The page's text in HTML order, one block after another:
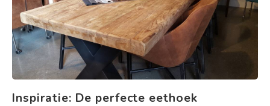
Eetkamerstoelen
Eetkamertafels
Fauteuils
Inspiratie: De perfecte eethoek